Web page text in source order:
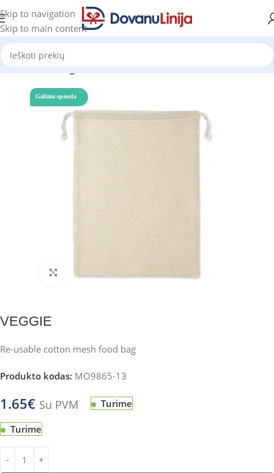
Skip to navigation
Skip to main content
Pradžia Katalogas
Galima spauda
Click to enlarge
VEGGIE
Re-usable cotton mesh food bag
Produkto kodas: MO9865-13
1.65€ Su PVM Turime
Turime